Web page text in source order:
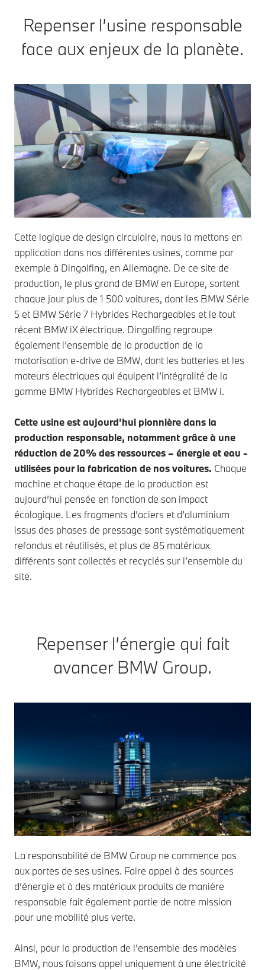
Repenser l’usine responsable
face aux enjeux de la planète.
Cette logique de design circulaire, nous la mettons en
application dans nos différentes usines, comme par
exemple à Dingolfing, en Allemagne. De ce site de
production, le plus grand de BMW en Europe, sortent
chaque jour plus de 1 500 voitures, dont les BMW Série
5 et BMW Série 7 Hybrides Rechargeables et le tout
récent BMW iX électrique. Dingolfing regroupe
également l’ensemble de la production de la
motorisation e-drive de BMW, dont les batteries et les
moteurs électriques qui équipent l’intégralité de la
gamme BMW Hybrides Rechargeables et BMW i.
Cette usine est aujourd’hui pionnière dans la
production responsable, notamment grâce à une
réduction de 20% des ressources – énergie et eau -
utilisées pour la fabrication de nos voitures. Chaque
machine et chaque étape de la production est
aujourd’hui pensée en fonction de son impact
écologique. Les fragments d’aciers et d’aluminium
issus des phases de pressage sont systématiquement
refondus et réutilisés, et plus de 85 matériaux
différents sont collectés et recyclés sur l’ensemble du
site.
Repenser l’énergie qui fait
avancer BMW Group.
La responsabilité de BMW Group ne commence pas
aux portes de ses usines. Faire appel à des sources
d’énergie et à des matériaux produits de manière
responsable fait également partie de notre mission
pour une mobilité plus verte.
Ainsi, pour la production de l’ensemble des modèles
BMW, nous faisons appel uniquement à une électricité